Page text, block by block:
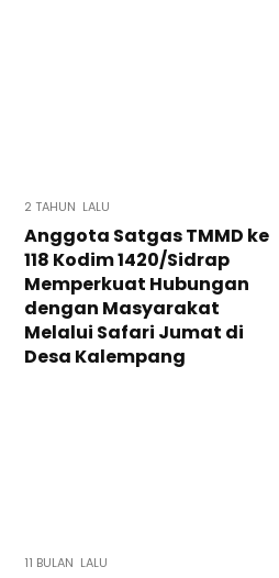
2 TAHUN LALU
Anggota Satgas TMMD ke
118 Kodim 1420/Sidrap
Memperkuat Hubungan
dengan Masyarakat
Melalui Safari Jumat di
Desa Kalempang
11 BULAN LALU